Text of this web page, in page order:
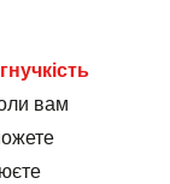
гнучкість
вам